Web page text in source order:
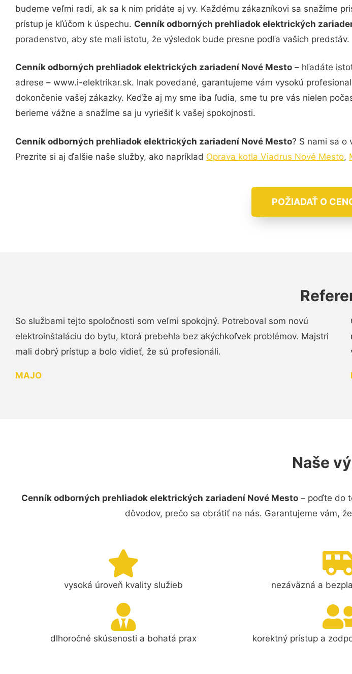
budeme veľmi radi, ak sa k nim pridáte aj vy. Každému zákazníkovi sa snažíme
prístup je kľúčom k úspechu. Cenník odborných prehliadok elektrických
poradenstvo, aby ste mali istotu, že výsledok bude presne podľa vašich predstáv.
Cenník odborných prehliadok elektrických zariadení Nové Mesto – hľadáte
adrese – www.i-elektrikar.sk. Inak povedané, garantujeme vám vysokú
dokončenie vašej zákazky. Keďže aj my sme iba ľudia, sme tu pre vás nielen
berieme vážne a snažíme sa ju vyriešiť k vašej spokojnosti.
Cenník odborných prehliadok elektrických zariadení Nové Mesto? S nami sa o
Prezrite si aj ďalšie naše služby, ako napríklad Oprava kotla Viadrus Nové Mesto,
POŽIADAŤ O
So službami tejto spoločnosti som veľmi spokojný. Potreboval som novú
elektroinštaláciu do bytu, ktorá prebehla bez akýchkoľvek problémov. Majstri
mali dobrý prístup a bolo vidieť, že sú profesionáli.
MAJO
Naše
Cenník odborných prehliadok elektrických zariadení Nové Mesto – poďte do
dôvodov, prečo sa obrátiť na nás. Garantujeme vám,
vysoká úroveň kvality služieb nezáväzná a
dlhoročné skúsenosti a bohatá prax korektný prístup a